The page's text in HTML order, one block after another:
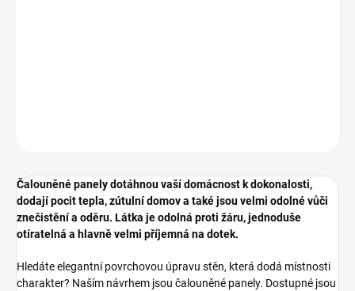
Čalouněné panely dotáhnou vaší domácnost k dokonalosti,
dodají pocit tepla, zútulní domov a také jsou velmi odolné vůči
znečistění a oděru. Látka je odolná proti žáru, jednoduše
otíratelná a hlavně velmi příjemná na dotek.
Hledáte elegantní povrchovou úpravu stěn, která dodá místnosti
charakter? Naším návrhem jsou čalouněné panely. Dostupné jsou